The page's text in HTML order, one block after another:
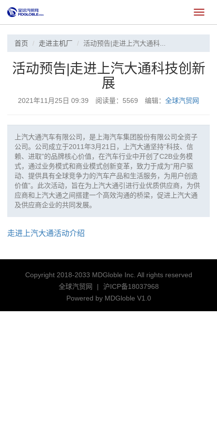
切
换
首页 走进主机厂 活动预告|走进上汽大通科...
活动预告|走进上汽大通科技创新
展
2021年11月25日 09:39 阅读量：5569 编辑： 全球汽贸网
上汽大通汽车有限公司，是上海汽车集团股份有限公司全资子
公司。公司成立于2011年3月21日，上汽大通坚持“科技、信
赖、进取”的品牌核心价值，在汽车行业中开创了C2B业务模
式，通过业务模式和商业模式创新变革，致力于成为“用户驱
动、提供具有全球竞争力的汽车产品和生活服务，为用户创造
价值”。此次活动，旨在为上汽大通引进行业优质供应商，为供
应商和上汽大通之间搭建一个高效沟通的桥梁，促进上汽大通
及供应商企业的共同发展。
走进上汽大通活动介绍
Copyright 2018-2033 MDGloble Inc. All rights reserved
全球汽贸网
|
沪ICP备18037968
Powered by MDGloble V1.0